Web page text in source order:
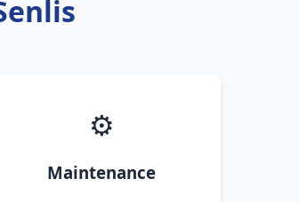
⚙️
Maintenance